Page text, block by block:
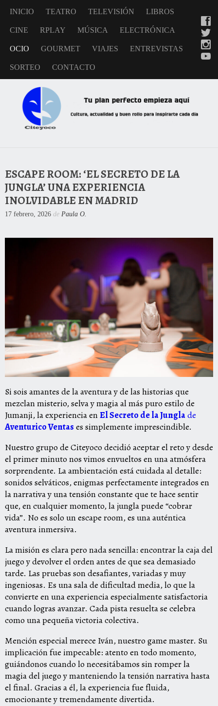
INICIO TEATRO TELEVISIÓN LIBROS
CINE RPLAY MÚSICA ELECTRÓNICA
OCIO GOURMET VIAJES ENTREVISTAS
SORTEO CONTACTO
ESCAPE ROOM: ‘EL SECRETO DE LA
JUNGLA’ UNA EXPERIENCIA
INOLVIDABLE EN MADRID
17 febrero, 2026 de Paula O.
Si sois amantes de la aventura y de las historias que
mezclan misterio, selva y magia al más puro estilo de
Jumanji, la experiencia enEl Secreto de la Junglade
Aventurico Ventas es simplemente imprescindible.
Nuestro grupo de Citeyoco decidió aceptar el reto y desde
el primer minuto nos vimos envueltos en una atmósfera
sorprendente. La ambientación está cuidada al detalle:
sonidos selváticos, enigmas perfectamente integrados en
la narrativa y una tensión constante que te hace sentir
que, en cualquier momento, la jungla puede “cobrar
vida”. No es solo un escape room, es una auténtica
aventura inmersiva.
La misión es clara pero nada sencilla: encontrar la caja del
juego y devolver el orden antes de que sea demasiado
tarde. Las pruebas son desafiantes, variadas y muy
ingeniosas. Es una sala de dificultad media, lo que la
convierte en una experiencia especialmente satisfactoria
cuando logras avanzar. Cada pista resuelta se celebra
como una pequeña victoria colectiva.
Mención especial merece Iván, nuestro game master. Su
implicación fue impecable: atento en todo momento,
guiándonos cuando lo necesitábamos sin romper la
magia del juego y manteniendo la tensión narrativa hasta
el final. Gracias a él, la experiencia fue fluida,
emocionante y tremendamente divertida.